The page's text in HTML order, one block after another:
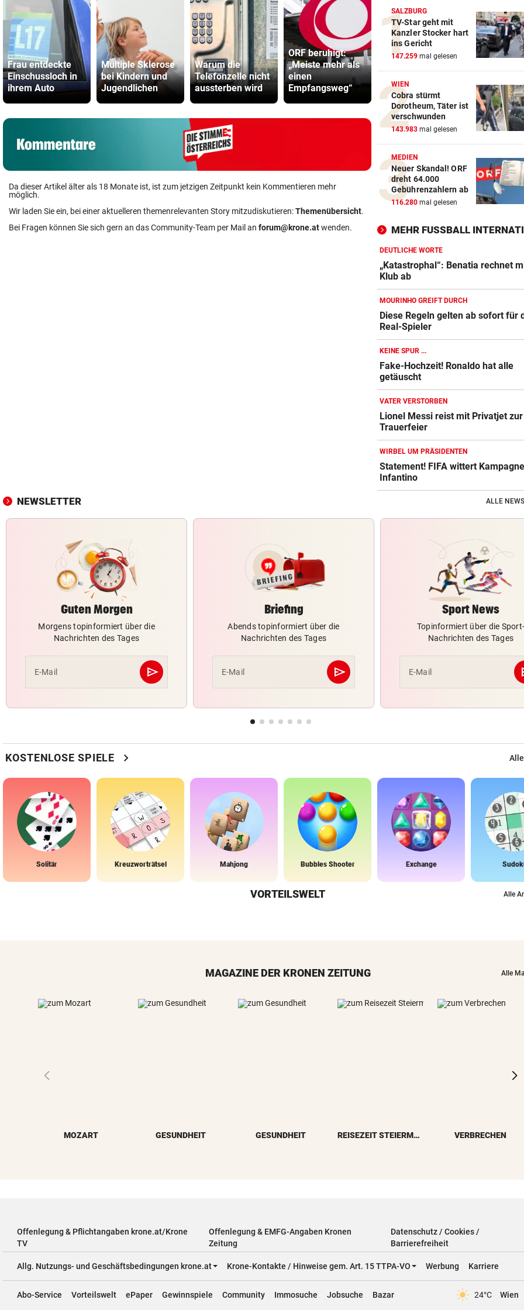
Frau entdeckte
Einschussloch in
ihrem Auto
Multiple Sklerose
bei Kindern und
Jugendlichen
Warum die
Telefonzelle nicht
aussterben wird
ORF beruhigt:
„Meiste mehr als
einen
Empfangsweg“
Grundwasser zu
Festival
Da dieser Artikel älter als 18 Monate ist, ist zum jetzigen Zeitpunkt kein Kommentieren mehr
möglich.
Wir laden Sie ein, bei einer aktuelleren themenrelevanten Story mitzudiskutieren:Themenübersicht.
Bei Fragen können Sie sich gern an das Community-Team per Mail an forum@krone.atwenden.
SALZBURG
TV-Star geht mit
Kanzler Stocker hart
ins Gericht
147.259 mal gelesen
WIEN
Cobra stürmt
Dorotheum, Täter ist
verschwunden
143.983 mal gelesen
MEDIEN
Neuer Skandal! ORF
dreht 64.000
Gebührenzahlern ab
116.280 mal gelesen
MEHR FUSSBALL
DEUTLICHE WORTE
„Katastrophal“: Benatia rechnet
Klub ab
MOURINHO GREIFT DURCH
Diese Regeln gelten ab sofort für
Real-Spieler
KEINE SPUR ...
Fake-Hochzeit! Ronaldo hat alle
getäuscht
VATER VERSTORBEN
Lionel Messi reist mit Privatjet zur
Trauerfeier
WIRBEL UM PRÄSIDENTEN
Statement! FIFA wittert
Infantino
NEWSLETTER ALLE
Guten Morgen
Morgens topinformiert über die
Nachrichten des Tages
E-Mail send
Abschicken
Briefing
Abends topinformiert über die
Nachrichten des Tages
E-Mail send
Abschicken
Sport News
Topinformiert über die Sport-
Nachrichten des Tages
E-Mail
KOSTENLOSE SPIELE chevron_right
Solitär Kreuzworträtsel Mahjong Bubbles Shooter Exchange
VORTEILSWELT Alle
MAGAZINE DER KRONEN ZEITUNG Alle
MOZART GESUNDHEIT GESUNDHEIT REISEZEIT STEIERMARK VERBRECHEN
Offenlegung & Pflichtangaben krone.at/Krone
TV
Offenlegung & EMFG-Angaben Kronen
Zeitung
Datenschutz / Cookies /
Barrierefreiheit
Allg. Nutzungs- und Geschäftsbedingungen krone.at Krone-Kontakte / Hinweise gem. Art. 15 TTPA-VO Werbung Karriere
Abo-Service Vorteilswelt ePaper Gewinnspiele Community Immosuche Jobsuche Bazar 24°C Wien